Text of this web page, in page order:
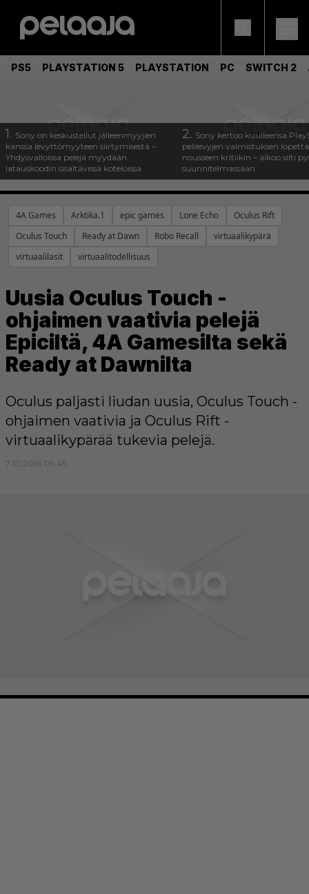
PS5 PLAYSTATION 5 PLAYSTATION PC SWITCH 2
1. Sony on keskustellut jälleenmyyjien
kanssa levyttömyyteen siirtymisestä –
Yhdysvalloissa pelejä myydään
latauskoodin sisältävissä koteloissa
2. Sony kertoo kuulleensa
pelilevyjen valmistuksen
nousseen kritiikin – aikoo silti
suunnitelmassaan
4A Games Arktika.1 epic games Lone Echo
Oculus Rift
Oculus Touch
Ready at Dawn Robo Recall
virtuaalikypärä
virtuaalilasit
virtuaalitodellisuus
Uusia Oculus Touch -
ohjaimen vaativia pelejä
Epiciltä, 4A Gamesilta sekä
Ready at Dawnilta
Oculus paljasti liudan uusia, Oculus Touch -
ohjaimen vaativia ja Oculus Rift -
virtuaalikypärää tukevia pelejä.
7.10.2016 09:45